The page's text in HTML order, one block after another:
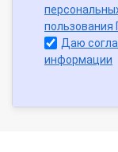
Даю
информации